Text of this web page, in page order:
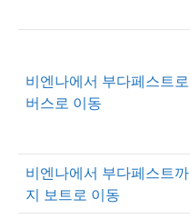
비엔나에서 부다페스트로
버스로 이동
비엔나에서 부다페스트까
지 보트로 이동